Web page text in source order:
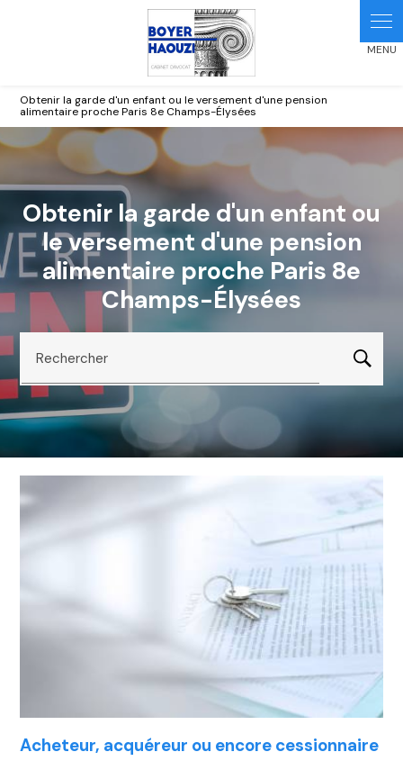
Obtenir la garde d'un enfant ou le versement d'une pension
alimentaire proche Paris 8e Champs-Élysées
Obtenir la garde d'un enfant ou
le versement d'une pension
alimentaire proche Paris 8e
Champs-Élysées
Rechercher
Acheteur, acquéreur ou encore cessionnaire
Panneau de gestion des cookies